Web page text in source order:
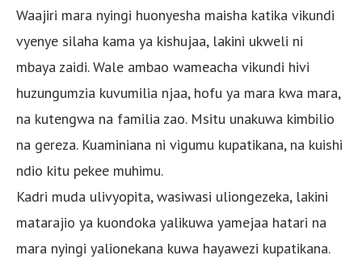
Waajiri mara nyingi huonyesha maisha katika vikundi
vyenye silaha kama ya kishujaa, lakini ukweli ni
mbaya zaidi. Wale ambao wameacha vikundi hivi
huzungumzia kuvumilia njaa, hofu ya mara kwa mara,
na kutengwa na familia zao. Msitu unakuwa kimbilio
na gereza. Kuaminiana ni vigumu kupatikana, na kuishi
ndio kitu pekee muhimu.
Kadri muda ulivyopita, wasiwasi uliongezeka, lakini
matarajio ya kuondoka yalikuwa yamejaa hatari na
mara nyingi yalionekana kuwa hayawezi kupatikana.